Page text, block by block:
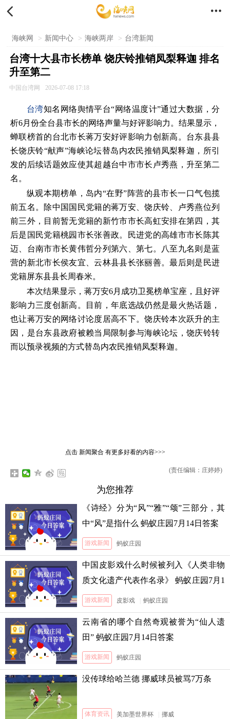
 
海峡网 > 新闻中心 > 海峡两岸 > 台湾新闻
台湾十大县市长榜单 饶庆铃推销凤梨释迦 排名
升至第二
中国台湾网 2026-07-08 17:18
台湾知名网络舆情平台“网络温度计”通过大数据，分
析6月份全台县市长的网络声量与好评影响力。结果显示，
蝉联榜首的台北市长蒋万安好评影响力创新高。台东县县
长饶庆铃“献声”海峡论坛替岛内农民推销凤梨释迦，所引
发的后续话题效应使其超越台中市市长卢秀燕，升至第二
名。
纵观本期榜单，岛内“在野”阵营的县市长一口气包揽
前五名。除中国国民党籍的蒋万安、饶庆铃、卢秀燕位列
前三外，目前暂无党籍的新竹市市长高虹安排在第四，其
后是国民党籍桃园市长张善政。民进党的高雄市市长陈其
迈、台南市市长黄伟哲分列第六、第七。八至九名则是蓝
营的新北市长侯友宜、云林县县长张丽善。最后则是民进
党籍屏东县县长周春米。
本次结果显示，蒋万安6月成功卫冕榜单宝座，且好评
影响力三度创新高。目前，年底选战仍然是最火热话题，
也让蒋万安的网络讨论度居高不下。饶庆铃本次跃升的主
因，是台东县政府被赖当局限制参与海峡论坛，饶庆铃转
而以预录视频的方式替岛内农民推销凤梨释迦。
点击 新闻聚合有更多好看的内容>>>
(责任编辑：庄婷婷)
为您推荐
《诗经》分为“风”“雅”“颂”三部分，其
中“风”是指什么 蚂蚁庄园7月14日答案
游戏新闻 蚂蚁庄园
中国皮影戏什么时候被列入《人类非物
质文化遗产代表作名录》 蚂蚁庄园7月1
3日答案
游戏新闻 皮影戏 蚂蚁庄园
云南省的哪个自然奇观被誉为“仙人遗
田” 蚂蚁庄园7月14日答案
游戏新闻 蚂蚁庄园
没传球给哈兰德 挪威球员被骂7万条
体育资讯 美加墨世界杯 挪威